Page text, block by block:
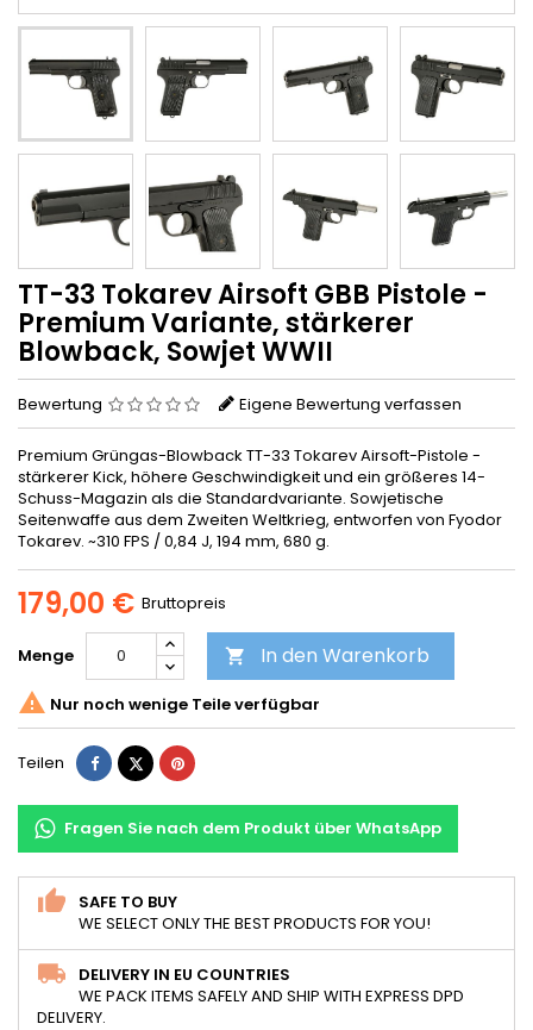
TT-33 Tokarev Airsoft GBB Pistole -
Premium Variante, stärkerer
Blowback, Sowjet WWII
Bewertung Eigene Bewertung verfassen
Premium Grüngas-Blowback TT-33 Tokarev Airsoft-Pistole -
stärkerer Kick, höhere Geschwindigkeit und ein größeres 14-
Schuss-Magazin als die Standardvariante. Sowjetische
Seitenwaffe aus dem Zweiten Weltkrieg, entworfen von Fyodor
Tokarev. ~310 FPS / 0,84 J, 194 mm, 680 g.
179,00 € Bruttopreis
Menge  In den Warenkorb
 Nur noch wenige Teile verfügbar
Teilen TeilenTweetPinterest
Fragen Sie nach dem Produkt über WhatsApp
SAFE TO BUY
WE SELECT ONLY THE BEST PRODUCTS FOR YOU!
DELIVERY IN EU COUNTRIES
WE PACK ITEMS SAFELY AND SHIP WITH EXPRESS DPD
DELIVERY.